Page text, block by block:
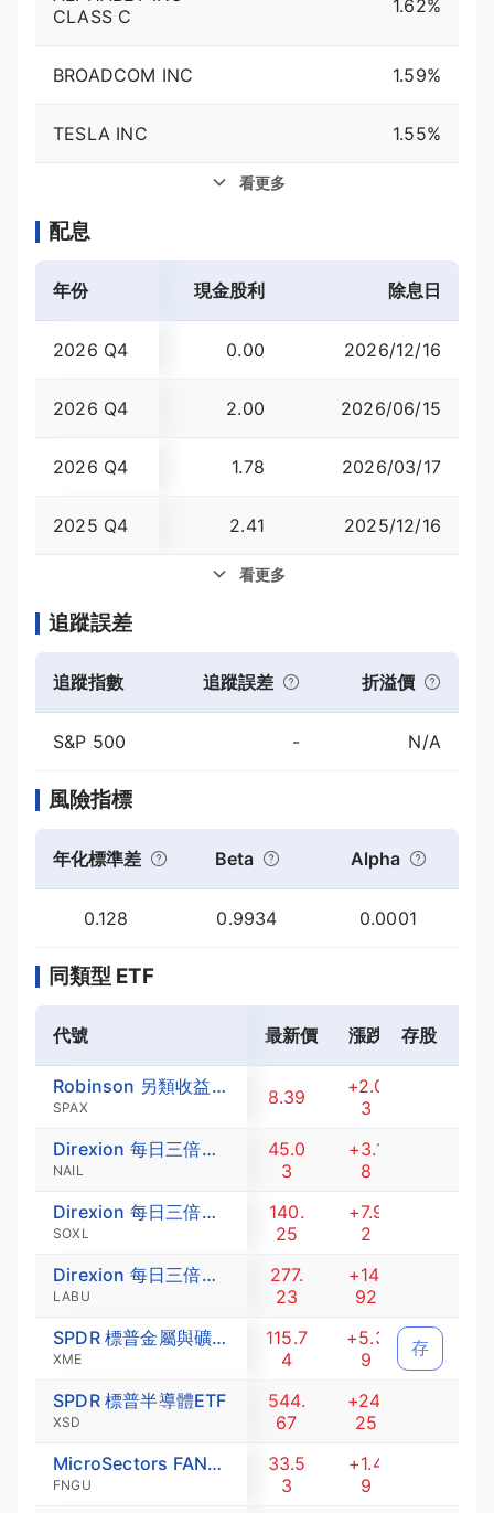
CLASS C
1.62%
BROADCOM INC 1.59%
TESLA INC 1.55%
看更多
配息
年份 現金股利 除息日
2026 Q4 0.00 0.80
2026/12/16
2026 Q4 2.00 1.10
2026/06/15
2026 Q4 1.78 1.20
2026/03/17
2025 Q4 2.41 1.18
2025/12/16
看更多
追蹤誤差
追蹤指數 追蹤誤差 折溢價
S&P 500 - N/A
風險指標
年化標準差 Beta Alpha
0.128 0.9934 0.0001
同類型 ETF
代號 最新價 漲跌 漲跌幅
存股
Robinson 另類收益率合併前SPAC主動型ETF
SPAX 8.39
+2.0
3
Direxion 每日三倍做多房屋建商股ETF
NAIL
45.0
3
+3.1
8
Direxion 每日三倍做多半導體ETF
SOXL
140.
25
+7.9
2
Direxion 每日三倍做多標普500生技ETF
LABU
277.
23
+14.
92
SPDR 標普金屬與礦產業ETF
XME
115.7
4
+5.3
9
+4.8
8
存
SPDR 標普半導體ETF
XSD
544.
67
+24.
25
MicroSectors FANG+ 尖牙股指數每日三倍做多ETN
FNGU
33.5
3
+1.4
9